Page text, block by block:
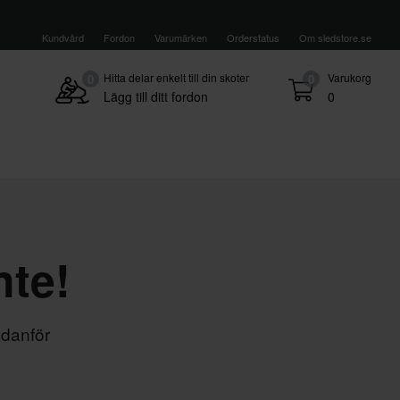
Kundvård Fordon Varumärken Orderstatus Om sledstore.se
0 Varukorg
0
Hitta delar enkelt till din skoter
Lägg till ditt fordon